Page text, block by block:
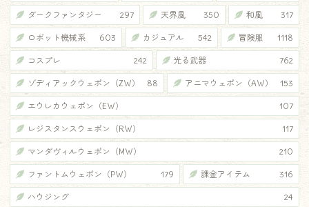
ダークファンタジー 297 天界風 350 和風 317
ロボット機械系 603 カジュアル 542 冒険服 1118
コスプレ 242 光る武器 762
ゾディアックウェポン（ZW） 88 アニマウェポン（AW） 153
エウレカウェポン（EW） 107
レジスタンスウェポン（RW） 117
マンダヴィルウェポン（MW） 210
ファントムウェポン（PW） 179 課金アイテム 316
ハウジング 24